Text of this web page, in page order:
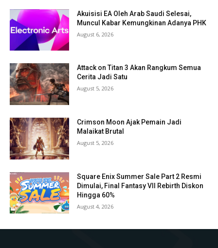
Akuisisi EA Oleh Arab Saudi Selesai,
Muncul Kabar Kemungkinan Adanya PHK
August 6, 2026
Attack on Titan 3 Akan Rangkum Semua
Cerita Jadi Satu
August 5, 2026
Crimson Moon Ajak Pemain Jadi
Malaikat Brutal
August 5, 2026
Square Enix Summer Sale Part 2 Resmi
Dimulai, Final Fantasy VII Rebirth Diskon
Hingga 60%
August 4, 2026